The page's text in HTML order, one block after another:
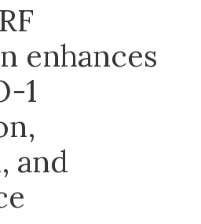
enhances
1
and